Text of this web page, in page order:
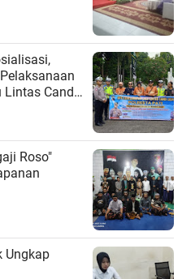
Lintas Candi
Roso"
Ungkap